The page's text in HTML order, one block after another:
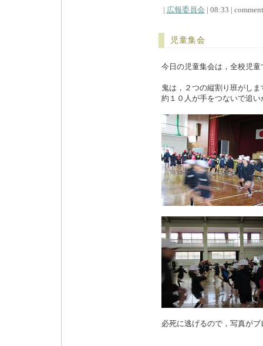
| 広報委員会 | 08:33 |
児童集会
今日の児童集会は，全校児
鬼は，２つの縦割り班がしま
約１０人が手をつないで追
必死に逃げるので，写真がブ